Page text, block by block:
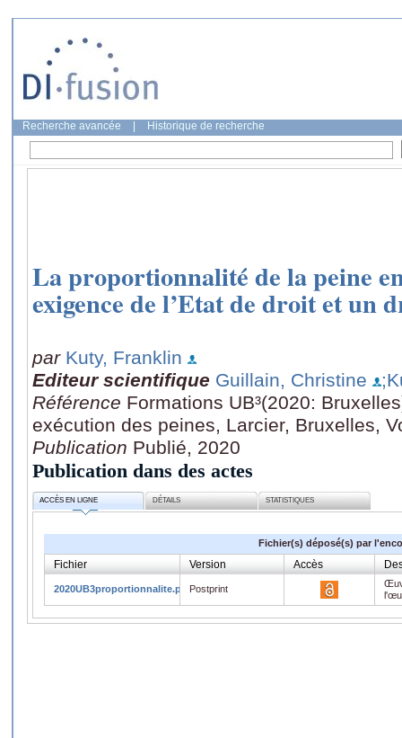
Recherche avancée Historique de recherche
La proportionnalité de la peine
exigence de l’Etat de droit et un
par Kuty, Franklin
Editeur scientifique Guillain, Christine
Référence Formations UB³(2020:
exécution des peines, Larcier, Bruxelles,
Publication Publié, 2020
Publication dans des actes
ACCÈS EN LIGNE DÉTAILS STATISTIQUES
Fichier(s) déposé(s) par
Fichier Version Accès
2020UB3proportionnalite.pdfPostprint